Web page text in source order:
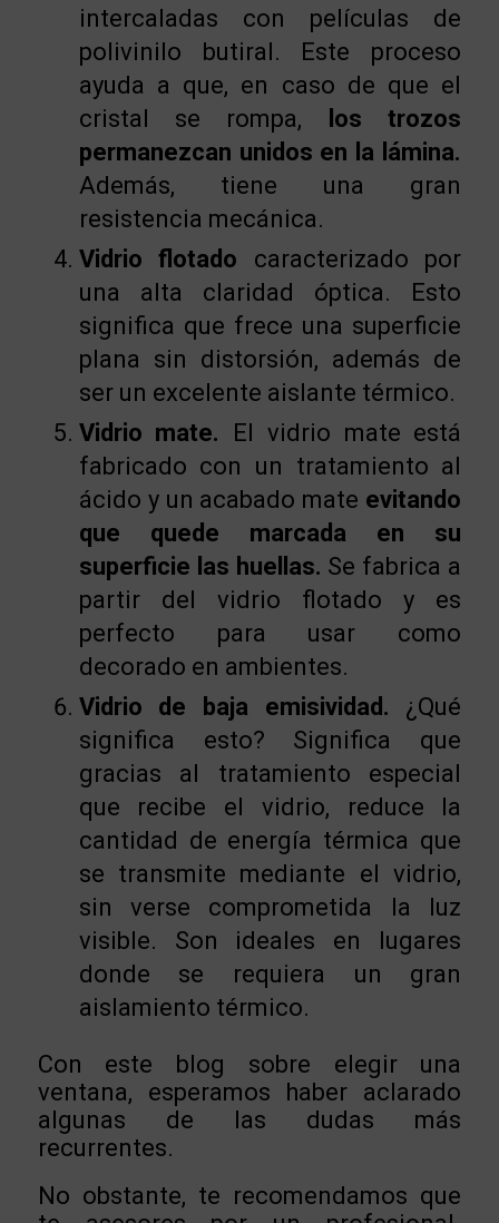
intercaladas con películas de
polivinilo butiral. Este proceso
ayuda a que, en caso de que el
cristal se rompa,
los trozos
permanezcan unidos en la lámina.
Además, tiene una gran
resistencia mecánica.
Vidrio flotado caracterizado por
una alta claridad óptica. Esto
significa que frece una superficie
plana sin distorsión, además de
ser un excelente aislante térmico.
Vidrio mate. El vidrio mate está
fabricado con un tratamiento al
ácido y un acabado mate evitando
que quede marcada en su
superficie las huellas. Se fabrica a
partir del vidrio flotado y es
perfecto para usar como
decorado en ambientes.
Vidrio de baja emisividad. ¿Qué
significa esto? Significa que
gracias al tratamiento especial
que recibe el vidrio, reduce la
cantidad de energía térmica que
se transmite mediante el vidrio,
sin verse comprometida la luz
visible. Son ideales en lugares
donde se requiera un gran
aislamiento térmico.
Con este blog sobre elegir una
ventana, esperamos haber aclarado
algunas de las dudas más
recurrentes.
No obstante, te recomendamos que